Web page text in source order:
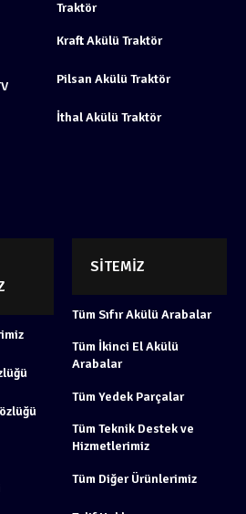
Traktör
Kraft Akülü Traktör
Pilsan Akülü Traktör
İthal Akülü Traktör
SITEMIZ
Tüm Sıfır Akülü Arabalar
Tüm İkinci El Akülü
Arabalar
Tüm Yedek Parçalar
Tüm Teknik Destek ve
Hizmetlerimiz
Tüm Diğer Ürünlerimiz